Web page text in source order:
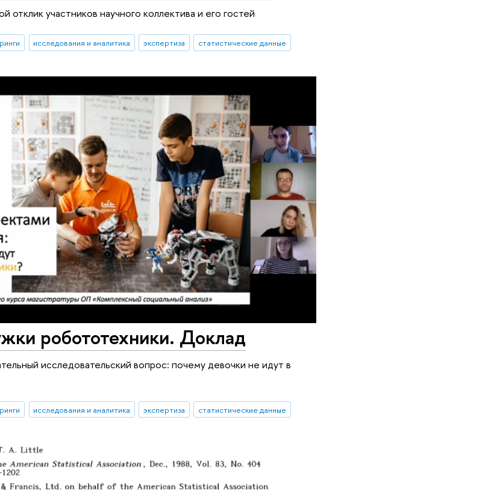
отклик участников научного коллектива и его гостей
исследования и аналитика экспертиза статистические данные
робототехники. Доклад
исследовательский вопрос: почему девочки не идут в
исследования и аналитика экспертиза статистические данные